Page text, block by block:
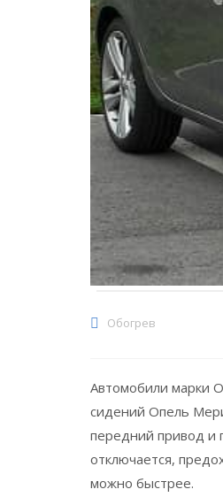
Обогрев
Автомобили марки
сидений Опель
передний привод и
отключается,
можно быстрее.